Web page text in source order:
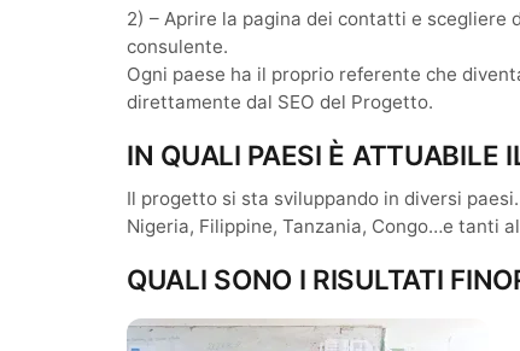
2) – Aprire la pagina dei contatti e scegliere
consulente.
Ogni paese ha il proprio referente che
direttamente dal SEO del Progetto.
IN QUALI PAESI È ATTUABILE
Il progetto si sta sviluppando in diversi
Nigeria, Filippine, Tanzania, Congo…e tanti
QUALI SONO I RISULTATI